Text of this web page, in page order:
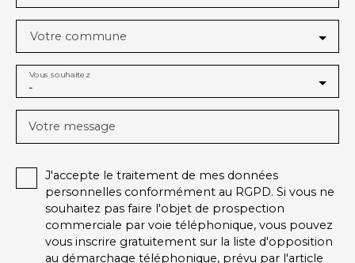
Votre commune
-
Vous souhaitez
Votre message
J'accepte le traitement de mes données
personnelles conformément au RGPD. Si vous ne
souhaitez pas faire l'objet de prospection
commerciale par voie téléphonique, vous pouvez
vous inscrire gratuitement sur la liste d'opposition
au démarchage téléphonique, prévu par l'article